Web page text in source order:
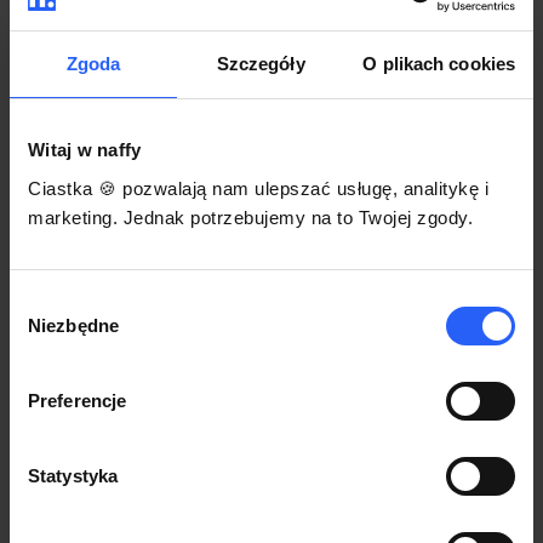
Zgoda Szczegóły O plikach cookies
Witaj w naffy
Ciastka 🍪 pozwalają nam ulepszać usługę, analitykę i
marketing. Jednak potrzebujemy na to Twojej zgody.
zgody
Niezbędne
Preferencje
Statystyka
Korzystaj na dowolnym urządzeniu z
przeglądarką Chrome
Włącz czasową promocję
3
Każdy produkt w naffy ma swój indywidualny link.
gdzie się nim podzielisz z odbiorcami.